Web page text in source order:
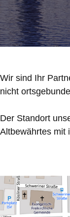
Wir sind Ihr
nicht
Der Standort
Altbewährtes mit